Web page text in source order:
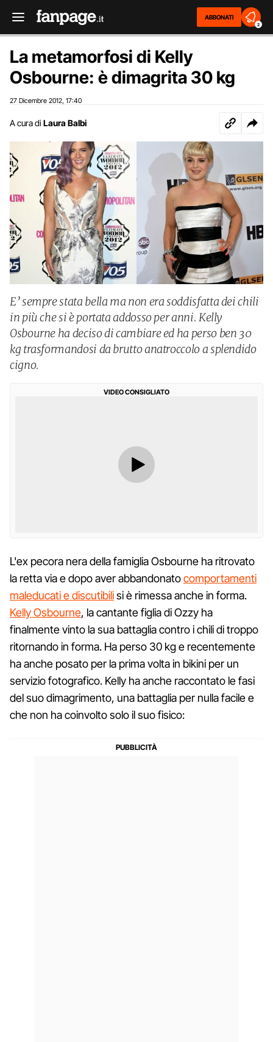
ABBONATI
2
La metamorfosi di Kelly
Osbourne: è dimagrita 30 kg
27 Dicembre 2012 17:40
A cura di Laura Balbi
E’ sempre stata bella ma non era soddisfatta dei chili
in più che si è portata addosso per anni. Kelly
Osbourne ha deciso di cambiare ed ha perso ben 30
kg trasformandosi da brutto anatroccolo a splendido
cigno.
VIDEO CONSIGLIATO
L'ex pecora nera della famiglia Osbourne ha ritrovato
la retta via e dopo aver abbandonatocomportamenti
maleducati e discutibilisi è rimessa anche in forma.
Kelly Osbourne, la cantante figlia di Ozzy ha
finalmente vinto la sua battaglia contro i chili di troppo
ritornando in forma. Ha perso 30 kg e recentemente
ha anche posato per la prima volta in bikini per un
servizio fotografico. Kelly ha anche raccontato le fasi
del suo dimagrimento, una battaglia per nulla facile e
che non ha coinvolto solo il suo fisico: